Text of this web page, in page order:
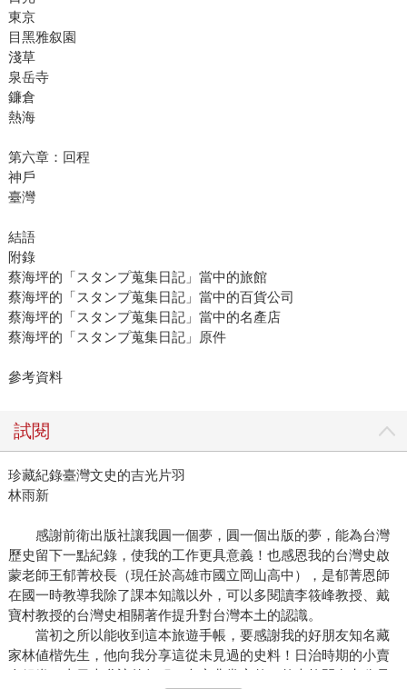
東京
目黑雅叙園
淺草
泉岳寺
鐮倉
熱海
第六章：回程
神戶
臺灣
結語
附錄
蔡海坪的「スタンプ蒐集日記」當中的旅館
蔡海坪的「スタンプ蒐集日記」當中的百貨公司
蔡海坪的「スタンプ蒐集日記」當中的名產店
蔡海坪的「スタンプ蒐集日記」原件
參考資料
試閱
珍藏紀錄臺灣文史的吉光片羽
林雨新
感謝前衛出版社讓我圓一個夢，圓一個出版的夢，能為台灣
歷史留下一點紀錄，使我的工作更具意義！也感恩我的台灣史啟
蒙老師王郁菁校長（現任於高雄市國立岡山高中），是郁菁恩師
在國一時教導我除了課本知識以外，可以多閱讀李筱峰教授、戴
寶村教授的台灣史相關著作提升對台灣本土的認識。
當初之所以能收到這本旅遊手帳，要感謝我的好朋友知名藏
家林値楷先生，他向我分享這從未見過的史料！日治時期的小賣
人組織，去日本參訪的行程，內容非常完整，整本拉開有七公尺